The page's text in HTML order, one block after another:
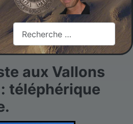
Rechercher
aux Vallons
téléphérique